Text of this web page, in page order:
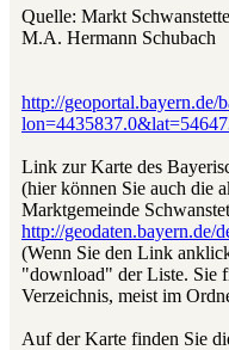
Quelle: Markt
M.A. Hermann Schubach
http://geoportal.bayern.de/
Link zur Karte des
(hier können Sie auch die
Marktgemeinde
http://geodaten.bayern.de/
(Wenn Sie den Link
"download" der Liste. Sie
Verzeichnis, meist im
Auf der Karte finden Sie